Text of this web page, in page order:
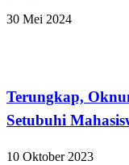
30 Mei 2024
Terungkap,
Setubuhi
10 Oktober 2023